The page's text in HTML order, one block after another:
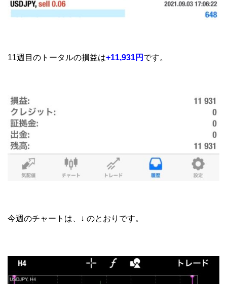
11週目のトータルの損益は+11,931円 です。
今週のチャートは、↓ のとおりです。